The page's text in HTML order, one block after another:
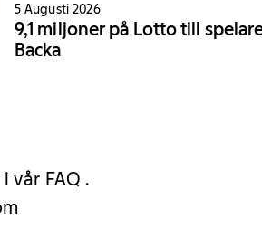
5 Augusti 2026
9,1 miljoner på Lotto till
Backa
vår FAQ .